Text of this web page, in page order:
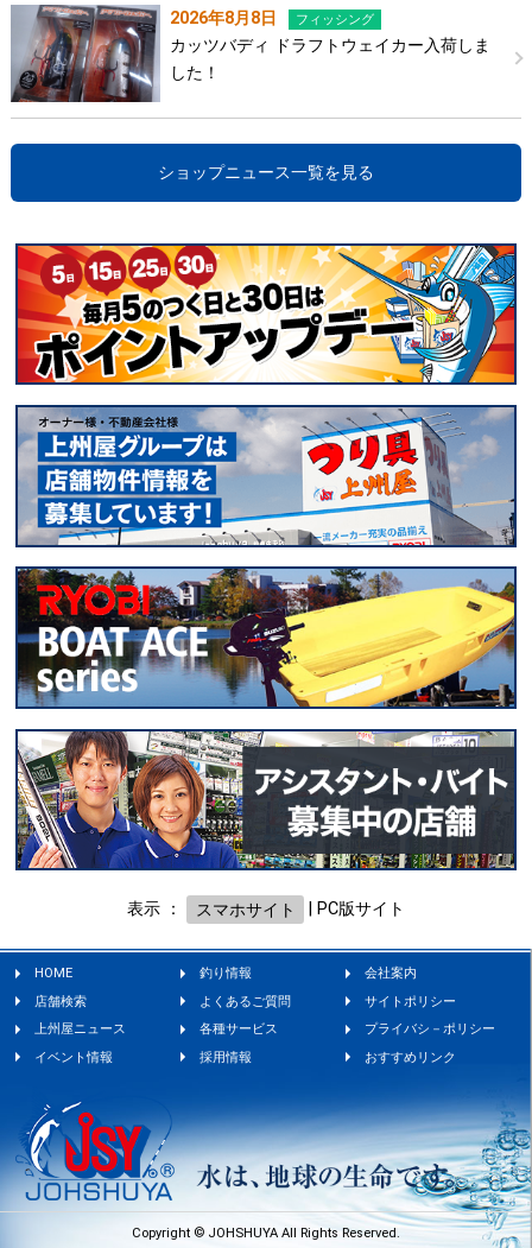
2026年8月8日 フィッシング
カッツバディ ドラフトウェイカー入荷しま
した！
ショップニュース一覧を見る
表示 ： スマホサイト PC版サイト
HOME 釣り情報
会社案内
店舗検索
よくあるご質問
サイトポリシー
上州屋ニュース
各種サービス
プライバシ－ポリシー
イベント情報
採用情報 おすすめリンク
Copyright © JOHSHUYA All Rights Reserved.